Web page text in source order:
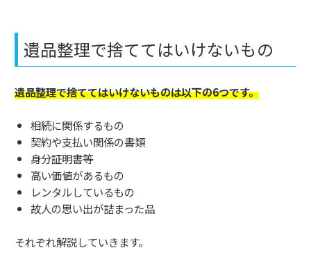
遺品整理で捨ててはいけないもの
遺品整理で捨ててはいけないものは以下の6つです。
相続に関係するもの
契約や支払い関係の書類
身分証明書等
高い価値があるもの
レンタルしているもの
故人の思い出が詰まった品
それぞれ解説していきます。